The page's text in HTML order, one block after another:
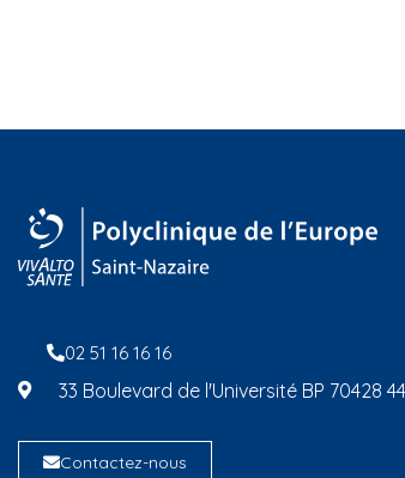
02 51 16 16 16
33 Boulevard de l'Université BP 70428
Contactez-nous